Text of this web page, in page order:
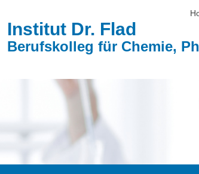
Institut Dr. Flad
Berufskolleg für Chemie,